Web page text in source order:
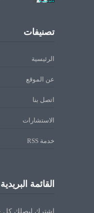
تصنيفات
الرئيسية
عن الموقع
اتصل بنا
الاستشارات
خدمة RSS
القائمة البريدية
اشترك ليصلك كل